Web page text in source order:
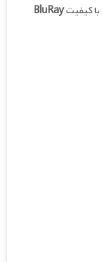
با کیفیتBluRay